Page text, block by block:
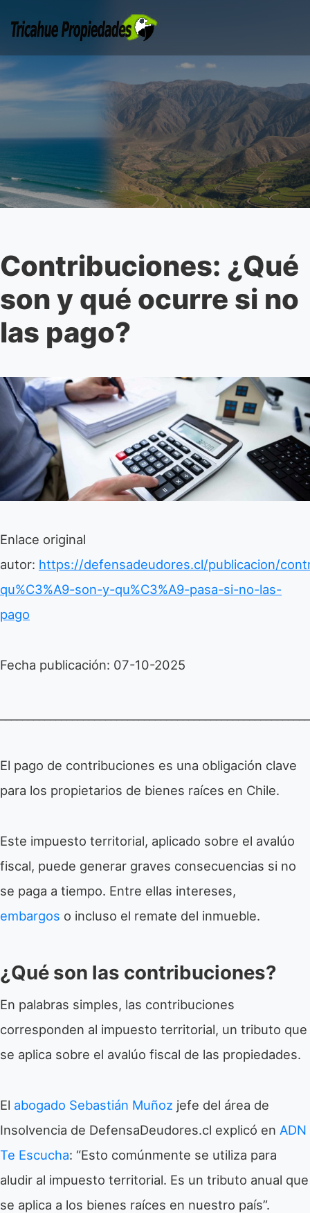
Contribuciones: ¿Qué
son y qué ocurre si no
las pago?
Enlace original
autor: https://defensadeudores.cl/publicacion/
qu%C3%A9-son-y-qu%C3%A9-pasa-si-no-las-
pago
Fecha publicación: 07-10-2025
El pago de contribuciones es una obligación clave
para los propietarios de bienes raíces en Chile.
Este impuesto territorial, aplicado sobre el avalúo
fiscal, puede generar graves consecuencias si no
se paga a tiempo. Entre ellas intereses,
embargos o incluso el remate del inmueble.
¿Qué son las contribuciones?
En palabras simples, las contribuciones
corresponden al impuesto territorial, un tributo que
se aplica sobre el avalúo fiscal de las propiedades.
El abogado Sebastián Muñoz jefe del área de
Insolvencia de DefensaDeudores.cl explicó en ADN
Te Escucha: “Esto comúnmente se utiliza para
aludir al impuesto territorial. Es un tributo anual que
se aplica a los bienes raíces en nuestro país”.